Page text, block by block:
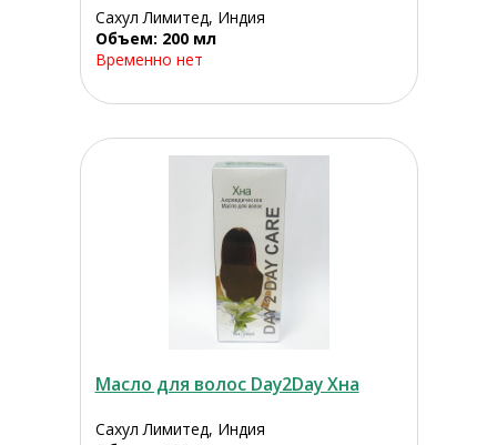
Сахул Лимитед, Индия
Объем: 200 мл
Временно нет
Масло для волос Day2Day Хна
Сахул Лимитед, Индия